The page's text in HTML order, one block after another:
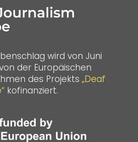
wird von Juni
der Europäischen
des Projekts „Deaf
kofinanziert.